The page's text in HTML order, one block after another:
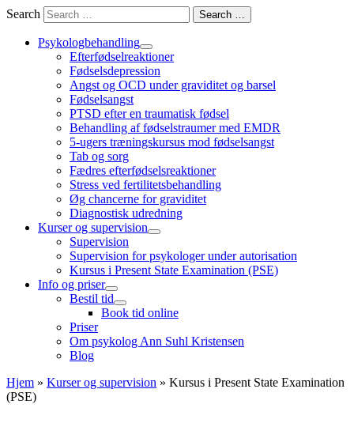
Search Search …
Psykologbehandling
Efterfødselreaktioner
Fødselsdepression
Angst og OCD under graviditet og barsel
Fødselsangst
PTSD efter en traumatisk fødsel
Behandling af fødselstraumer med EMDR
5-ugers træningskursus mod fødselsangst
Tab og sorg
Fædres efterfødselsreaktioner
Stress ved fertilitetsbehandling
Øg chancerne for graviditet
Diagnostisk udredning
Kurser og supervision
Supervision
Supervision for psykologer under autorisation
Kursus i Present State Examination (PSE)
Info og priser
Bestil tid
Book tid online
Priser
Om psykolog Ann Suhl Kristensen
Blog
Hjem » Kurser og supervision » Kursus i Present State Examination
(PSE)